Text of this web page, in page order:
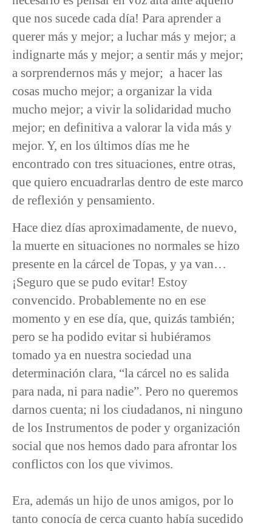
que nos sucede cada día! Para aprender a
querer más y mejor; a luchar más y mejor; a
indignarte más y mejor; a sentir más y mejor;
a sorprendernos más y mejor; a hacer las
cosas mucho mejor; a organizar la vida
mucho mejor; a vivir la solidaridad mucho
mejor; en definitiva a valorar la vida más y
mejor. Y, en los últimos días me he
encontrado con tres situaciones, entre otras,
que quiero encuadrarlas dentro de este marco
de reflexión y pensamiento.
Hace diez días aproximadamente, de nuevo,
la muerte en situaciones no normales se hizo
presente en la cárcel de Topas, y ya van…
¡Seguro que se pudo evitar! Estoy
convencido. Probablemente no en ese
momento y en ese día, que, quizás también;
pero se ha podido evitar si hubiéramos
tomado ya en nuestra sociedad una
determinación clara, “la cárcel no es salida
para nada, ni para nadie”. Pero no queremos
darnos cuenta; ni los ciudadanos, ni ninguno
de los Instrumentos de poder y organización
social que nos hemos dado para afrontar los
conflictos con los que vivimos.
Era, además un hijo de unos amigos, por lo
tanto conocía de cerca cuanto había sucedido